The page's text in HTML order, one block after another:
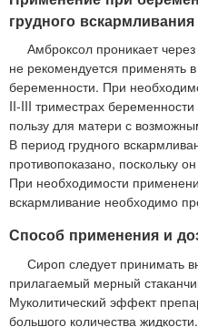
грудного вскармливания
Амброксол проникает
не рекомендуется применять
беременности. При
II-III триместрах
пользу для матери с
В период грудного
противопоказано, поскольку
При необходимости
вскармливание необходимо
Способ применения и
Сироп следует принимать
прилагаемый мерный
Муколитический эффект
большого количества